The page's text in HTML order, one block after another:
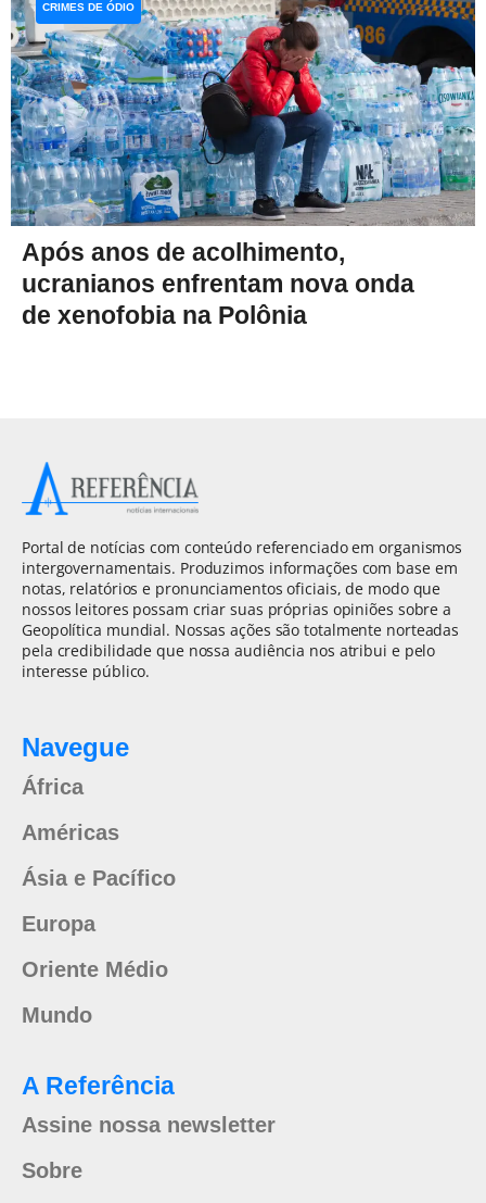
Após anos de acolhimento,
ucranianos enfrentam nova onda
de xenofobia na Polônia
CRIMES DE ÓDIO
Portal de notícias com conteúdo referenciado em organismos
intergovernamentais. Produzimos informações com base em
notas, relatórios e pronunciamentos oficiais, de modo que
nossos leitores possam criar suas próprias opiniões sobre a
Geopolítica mundial. Nossas ações são totalmente norteadas
pela credibilidade que nossa audiência nos atribui e pelo
interesse público.
Navegue
África
Américas
Ásia e Pacífico
Europa
Oriente Médio
Mundo
A Referência
Assine nossa newsletter
Sobre